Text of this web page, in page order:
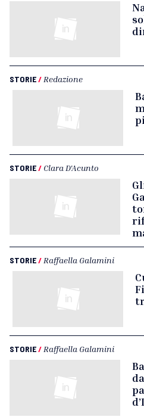
STORIE/ Redazione
STORIE/ Clara D'Acunto
STORIE/ Raffaella Galamini
STORIE/ Raffaella Galamini